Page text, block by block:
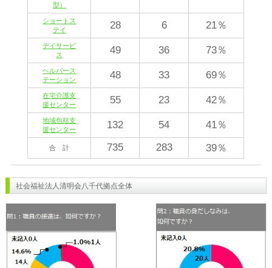
型）
ショートス
テイ
28 6 21％
デイサービ
ス
49 36 73％
ヘルパース
テーション
48 33 69％
在宅介護支
援センター
55 23 42％
地域包括支
援センター
132 54 41％
合 計 735 283 39％
社会福祉法人清明会八千代拠点全体